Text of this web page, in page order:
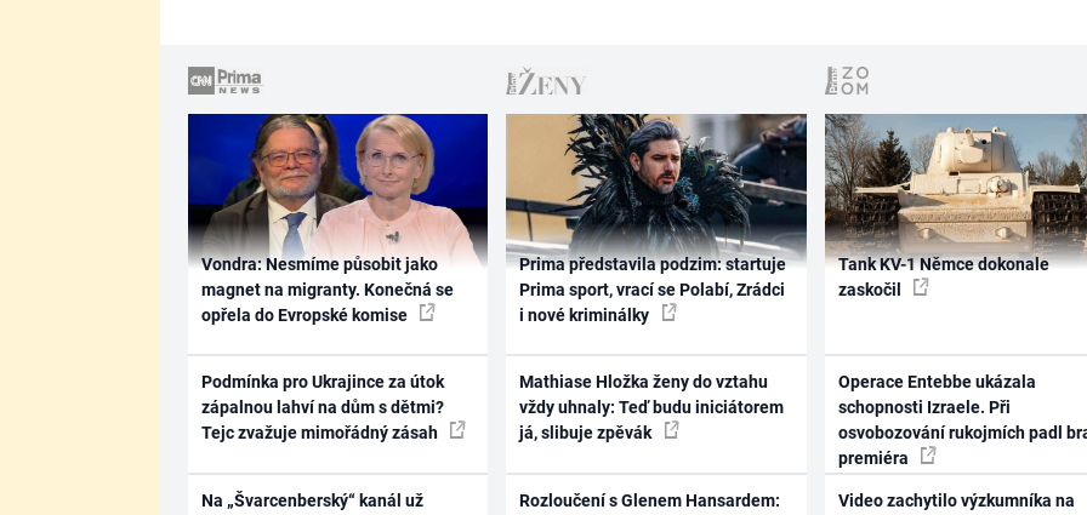
Vondra: Nesmíme působit jako
magnet na migranty. Konečná se
opřela do Evropské komise
Podmínka pro Ukrajince za útok
zápalnou lahví na dům s dětmi?
Tejc zvažuje mimořádný zásah
Na „Švarcenberský“ kanál už
Prima představila podzim: startuje
Prima sport, vrací se Polabí, Zrádci
i nové kriminálky
Mathiase Hložka ženy do vztahu
vždy uhnaly: Teď budu iniciátorem
já, slibuje zpěvák
Rozloučení s Glenem Hansardem:
Tank KV-1 Němce dokonale
zaskočil
Operace Entebbe ukázala
schopnosti Izraele. Při
osvobozování rukojmích padl
premiéra
Video zachytilo výzkumníka na